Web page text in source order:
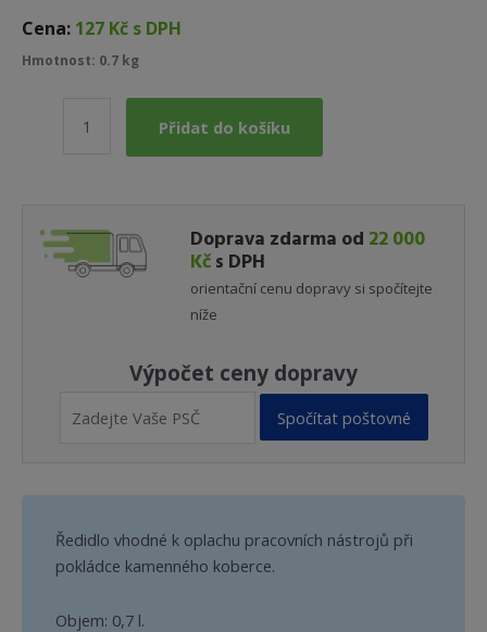
Cena: 127 Kč s DPH
Hmotnost: 0.7 kg
Přidat do košíku
Doprava zdarma od 22 000
Kčs DPH
orientační cenu dopravy si spočítejte
níže
Výpočet ceny dopravy
Spočítat poštovné
Ředidlo vhodné k oplachu pracovních nástrojů při
pokládce kamenného koberce.
Objem: 0,7 l.